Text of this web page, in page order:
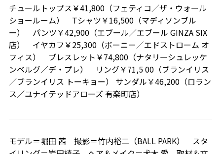
チュールトップス￥41,800（フェティコ／ザ・ウォール
ショールーム） Tシャツ￥16,500（マディソンブル
ー） パンツ￥42,900（エブール／エブール GINZA SIX
店） イヤカフ￥25,300（ボーニー／エドストローム オ
フィス） ブレスレット￥74,800（ナタリーシュレッケ
ンベルグ／デ・プレ） リング￥71,5 00（ブランイリス
／ブランイリス トーキョー） サンダル￥46,200（ロラン
ス／ユナイテッドアローズ 有楽町店）
モデル＝堀田 茜 撮影＝竹内裕二（BALL PARK） スタ